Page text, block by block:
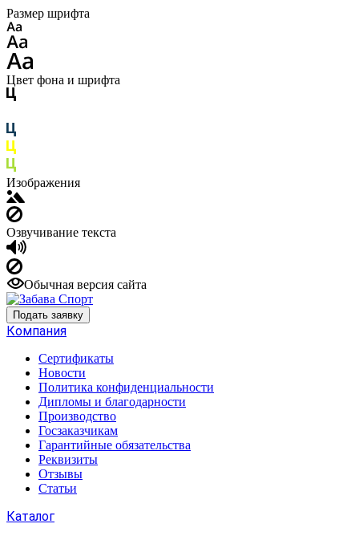
Размер шрифта
Цвет фона и шрифта
Изображения
Озвучивание текста
Обычная версия сайта
Подать заявку
Компания
Сертификаты
Новости
Политика конфиденциальности
Дипломы и благодарности
Производство
Госзаказчикам
Гарантийные обязательства
Реквизиты
Отзывы
Статьи
Каталог